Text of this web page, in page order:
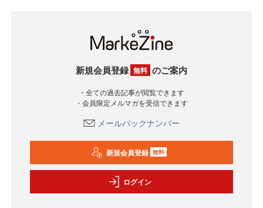
新規会員登録 無料 のご案内
・全ての過去記事が閲覧できます
・会員限定メルマガを受信できます
メールバックナンバー
新規会員登録 無料
ログイン